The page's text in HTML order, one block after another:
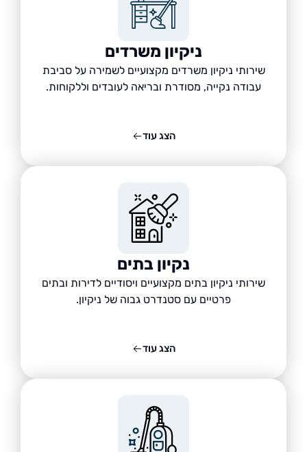
ניקיון משרדים
שירותי ניקיון משרדים מקצועיים לשמירה על סביבת
עבודה נקייה, מסודרת ובריאה לעובדים וללקוחות.
נקיון בתים
שירותי ניקיון בתים מקצועיים ויסודיים לדירות ובתים
פרטיים עם סטנדרט גבוה של ניקיון.